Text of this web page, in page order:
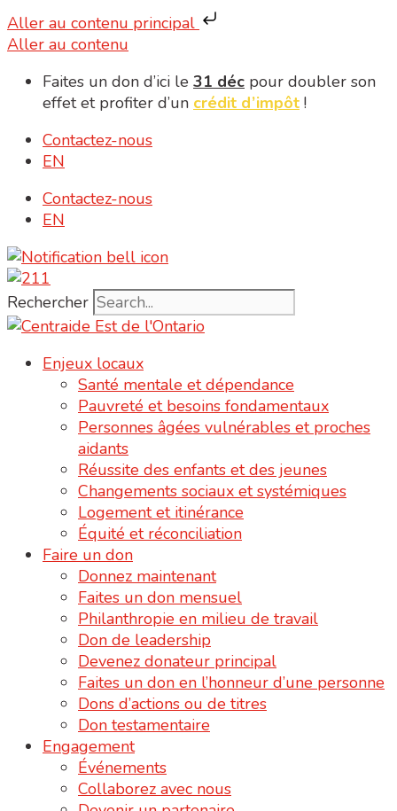
Aller au contenu principal
Aller au contenu
Faites un don d’ici le 31 déc pour doubler son
effet et profiter d’un crédit d’impôt !
Contactez-nous
EN
Contactez-nous
EN
Rechercher
Enjeux locaux
Santé mentale et dépendance
Pauvreté et besoins fondamentaux
Personnes âgées vulnérables et proches
aidants
Réussite des enfants et des jeunes
Changements sociaux et systémiques
Logement et itinérance
Équité et réconciliation
Faire un don
Donnez maintenant
Faites un don mensuel
Philanthropie en milieu de travail
Don de leadership
Devenez donateur principal
Faites un don en l’honneur d’une personne
Dons d’actions ou de titres
Don testamentaire
Engagement
Événements
Collaborez avec nous